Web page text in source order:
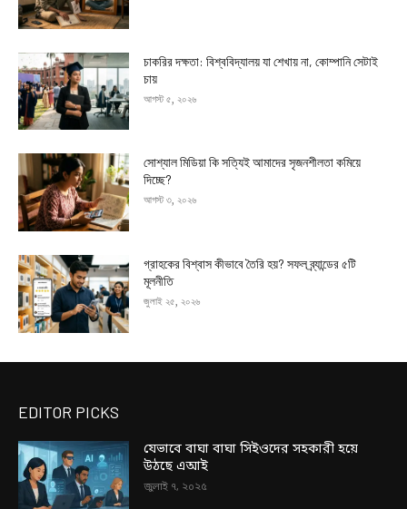
চাকরির দক্ষতা: বিশ্ববিদ্যালয় যা শেখায় না, কোম্পানি সেটাই
চায়
আগস্ট ৫, ২০২৬
সোশ্যাল মিডিয়া কি সত্যিই আমাদের সৃজনশীলতা কমিয়ে
দিচ্ছে?
আগস্ট ৩, ২০২৬
গ্রাহকের বিশ্বাস কীভাবে তৈরি হয়? সফল ব্র্যান্ডের ৫টি
মূলনীতি
জুলাই ২৫, ২০২৬
EDITOR PICKS
যেভাবে বাঘা বাঘা সিইওদের সহকারী হয়ে
উঠছে এআই
জুলাই ৭, ২০২৫